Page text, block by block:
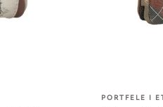
PORTFELE I